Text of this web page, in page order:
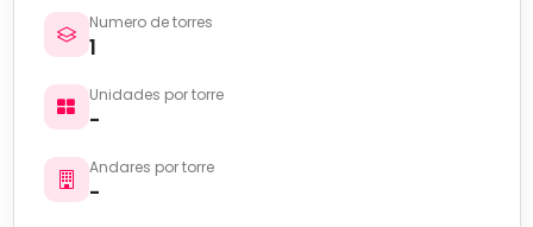
Numero de torres
1
Unidades por torre
-
Andares por torre
-